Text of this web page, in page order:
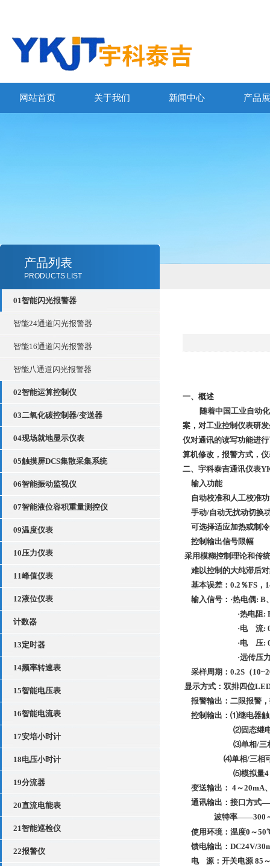
网站首页 关于我们 新闻中心 产品
产品列表
PRODUCTS LIST
01智能闪光报警器
智能24通道闪光报警器
智能16通道闪光报警器
智能八通道闪光报警器
02智能运算控制仪
03二氧化碳控制器/变送器
04现场就地显示仪表
05触摸屏DCS集散采集系统
06智能振动监视仪
07智能液位容积重量测控仪
09温度仪表
10压力仪表
11峰值仪表
12液位仪表
计数器
13定时器
14频率转速表
15智能电压表
16智能电流表
17安培小时计
18电压小时计
19分流器
20直流电能表
21智能巡检仪
22报警仪
一、概述
随着中国工业自动
案，对工业控制仪表研
仪对通讯的读写功能进
算机修改，报警方式，
二、宇科泰吉通讯仪表
输入功能
自动校准和人工校准
手动/自动无扰动切换
可选择适应加热或制
控制输出信号限幅
采用模糊控制理论和传
难以控制的大纯滞后
基本误差：0.2 ％FS ，
输入信号：·热电偶: B
·热电阻:
·电 流:
·电 压:
·远传压
采样周期：0.2S （
显示方式：双排四位
报警输出：二限报警
控制输出：⑴继电器触
⑵固态继
⑶单相/三
⑷单相/三相
⑸模拟量4
变送输出： 4～20mA
通讯输出：接口方式
波特率——300
使用环境：温度0 ～
馈电输出：DC24V/30
电
源：开关电源 85